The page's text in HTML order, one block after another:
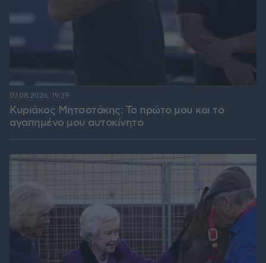
Κυριάκος Μητσοτάκης: Το πρώτο μου και το
αγαπημένο μου αυτοκίνητο
07.08.2026, 19:39